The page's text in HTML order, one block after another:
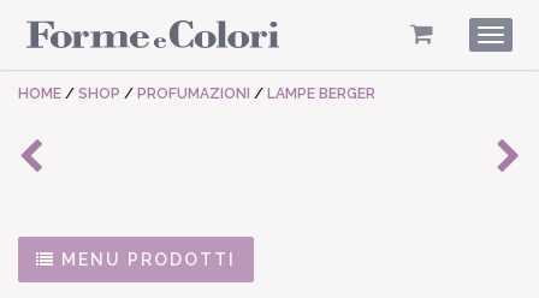
HOME / SHOP / PROFUMAZIONI / LAMPE BERGER
MENU PRODOTTI